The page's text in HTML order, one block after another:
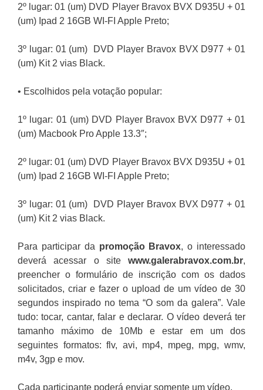
2º lugar: 01 (um) DVD Player Bravox BVX D935U + 01
(um) Ipad 2 16GB WI-FI Apple Preto;
3º lugar: 01 (um) DVD Player Bravox BVX D977 + 01
(um) Kit 2 vias Black.
• Escolhidos pela votação popular:
1º lugar: 01 (um) DVD Player Bravox BVX D977 + 01
(um) Macbook Pro Apple 13.3″;
2º lugar: 01 (um) DVD Player Bravox BVX D935U + 01
(um) Ipad 2 16GB WI-FI Apple Preto;
3º lugar: 01 (um) DVD Player Bravox BVX D977 + 01
(um) Kit 2 vias Black.
Para participar da promoção Bravox, o interessado
deverá acessar o site www.galerabravox.com.br,
preencher o formulário de inscrição com os dados
solicitados, criar e fazer o upload de um vídeo de 30
segundos inspirado no tema “O som da galera”. Vale
tudo: tocar, cantar, falar e declarar. O vídeo deverá ter
tamanho máximo de 10Mb e estar em um dos
seguintes formatos: flv, avi, mp4, mpeg, mpg, wmv,
m4v, 3gp e mov.
Cada participante poderá enviar somente um vídeo.